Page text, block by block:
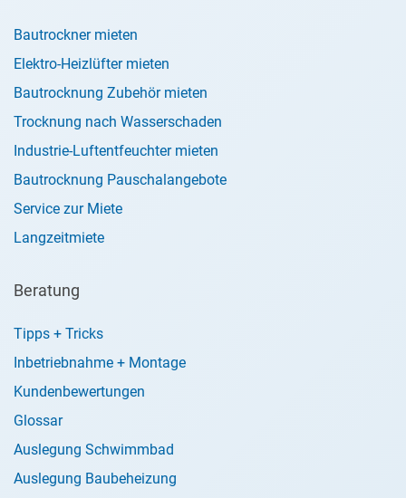
Bautrockner mieten
Elektro-Heizlüfter mieten
Bautrocknung Zubehör mieten
Trocknung nach Wasserschaden
Industrie-Luftentfeuchter mieten
Bautrocknung Pauschalangebote
Service zur Miete
Langzeitmiete
Beratung
Tipps + Tricks
Inbetriebnahme + Montage
Kundenbewertungen
Glossar
Auslegung Schwimmbad
Auslegung Baubeheizung